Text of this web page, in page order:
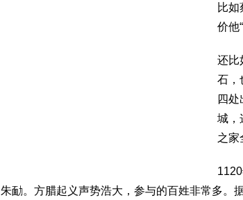
比
价他
还比
石，
四
城，
之家
朱勔。方腊起义声势浩大，参与的百姓非常多。